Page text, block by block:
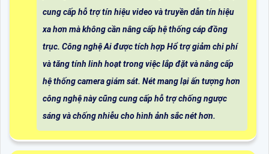
cung cấp hỗ trợ tín hiệu video và truyền dẫn tín hiệu
xa hơn mà không cần nâng cấp hệ thống cáp đồng
trục. Công nghệ Ai được tích hợp Hổ trợ giảm chi phí
và tăng tính linh hoạt trong việc lắp đặt và nâng cấp
hệ thống camera giám sát. Nét mang lại ấn tượng hơn
công nghệ này cũng cung cấp hỗ trợ chống ngược
sáng và chống nhiễu cho hình ảnh sắc nét hơn.